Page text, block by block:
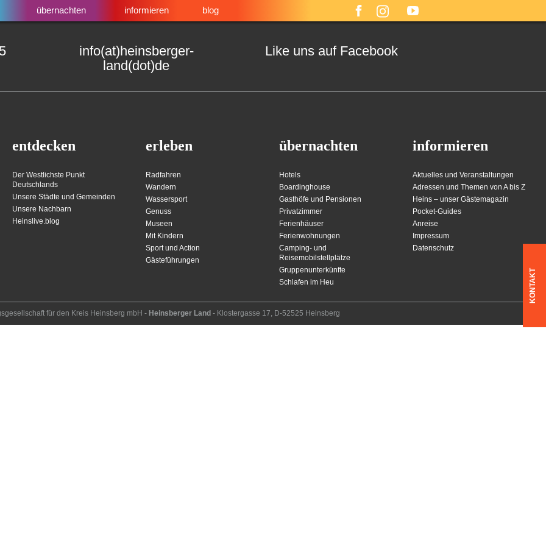
übernachten informieren blog
KONTAKT
info(at)heinsberger-
land(dot)de
Like uns auf Facebook
entdecken
Der Westlichste Punkt
Deutschlands
Unsere Städte und Gemeinden
Unsere Nachbarn
Heinslive.blog
erleben
Radfahren
Wandern
Wassersport
Genuss
Museen
Mit Kindern
Sport und Action
Gästeführungen
übernachten
Hotels
Boardinghouse
Gasthöfe und Pensionen
Privatzimmer
Ferienhäuser
Ferienwohnungen
Camping- und
Reisemobilstellplätze
Gruppenunterkünfte
Schlafen im Heu
informieren
Aktuelles und Veranstaltungen
Adressen und Themen von A bis Z
Heins – unser Gästemagazin
Pocket-Guides
Anreise
Impressum
Datenschutz
für den Kreis Heins­berg mbH - Heinsberger Land - Kloster­gasse 17, D-52525 Heinsberg